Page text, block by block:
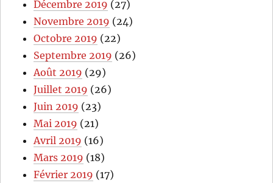
Décembre 2019 (27)
Novembre 2019 (24)
Octobre 2019 (22)
Septembre 2019 (26)
Août 2019 (29)
Juillet 2019 (26)
Juin 2019 (23)
Mai 2019 (21)
Avril 2019 (16)
Mars 2019 (18)
Février 2019 (17)